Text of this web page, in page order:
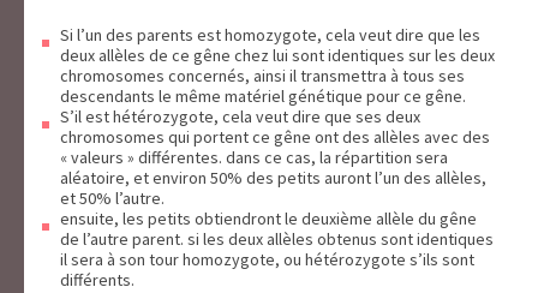
Si l’un des parents est homozygote, cela veut dire que les
deux allèles de ce gêne chez lui sont identiques sur les deux
chromosomes concernés, ainsi il transmettra à tous ses
descendants le même matériel génétique pour ce gêne.
S’il est hétérozygote, cela veut dire que ses deux
chromosomes qui portent ce gêne ont des allèles avec des
« valeurs » différentes. dans ce cas, la répartition sera
aléatoire, et environ 50% des petits auront l’un des allèles,
et 50% l’autre.
ensuite, les petits obtiendront le deuxième allèle du gêne
de l’autre parent. si les deux allèles obtenus sont identiques
il sera à son tour homozygote, ou hétérozygote s’ils sont
différents.